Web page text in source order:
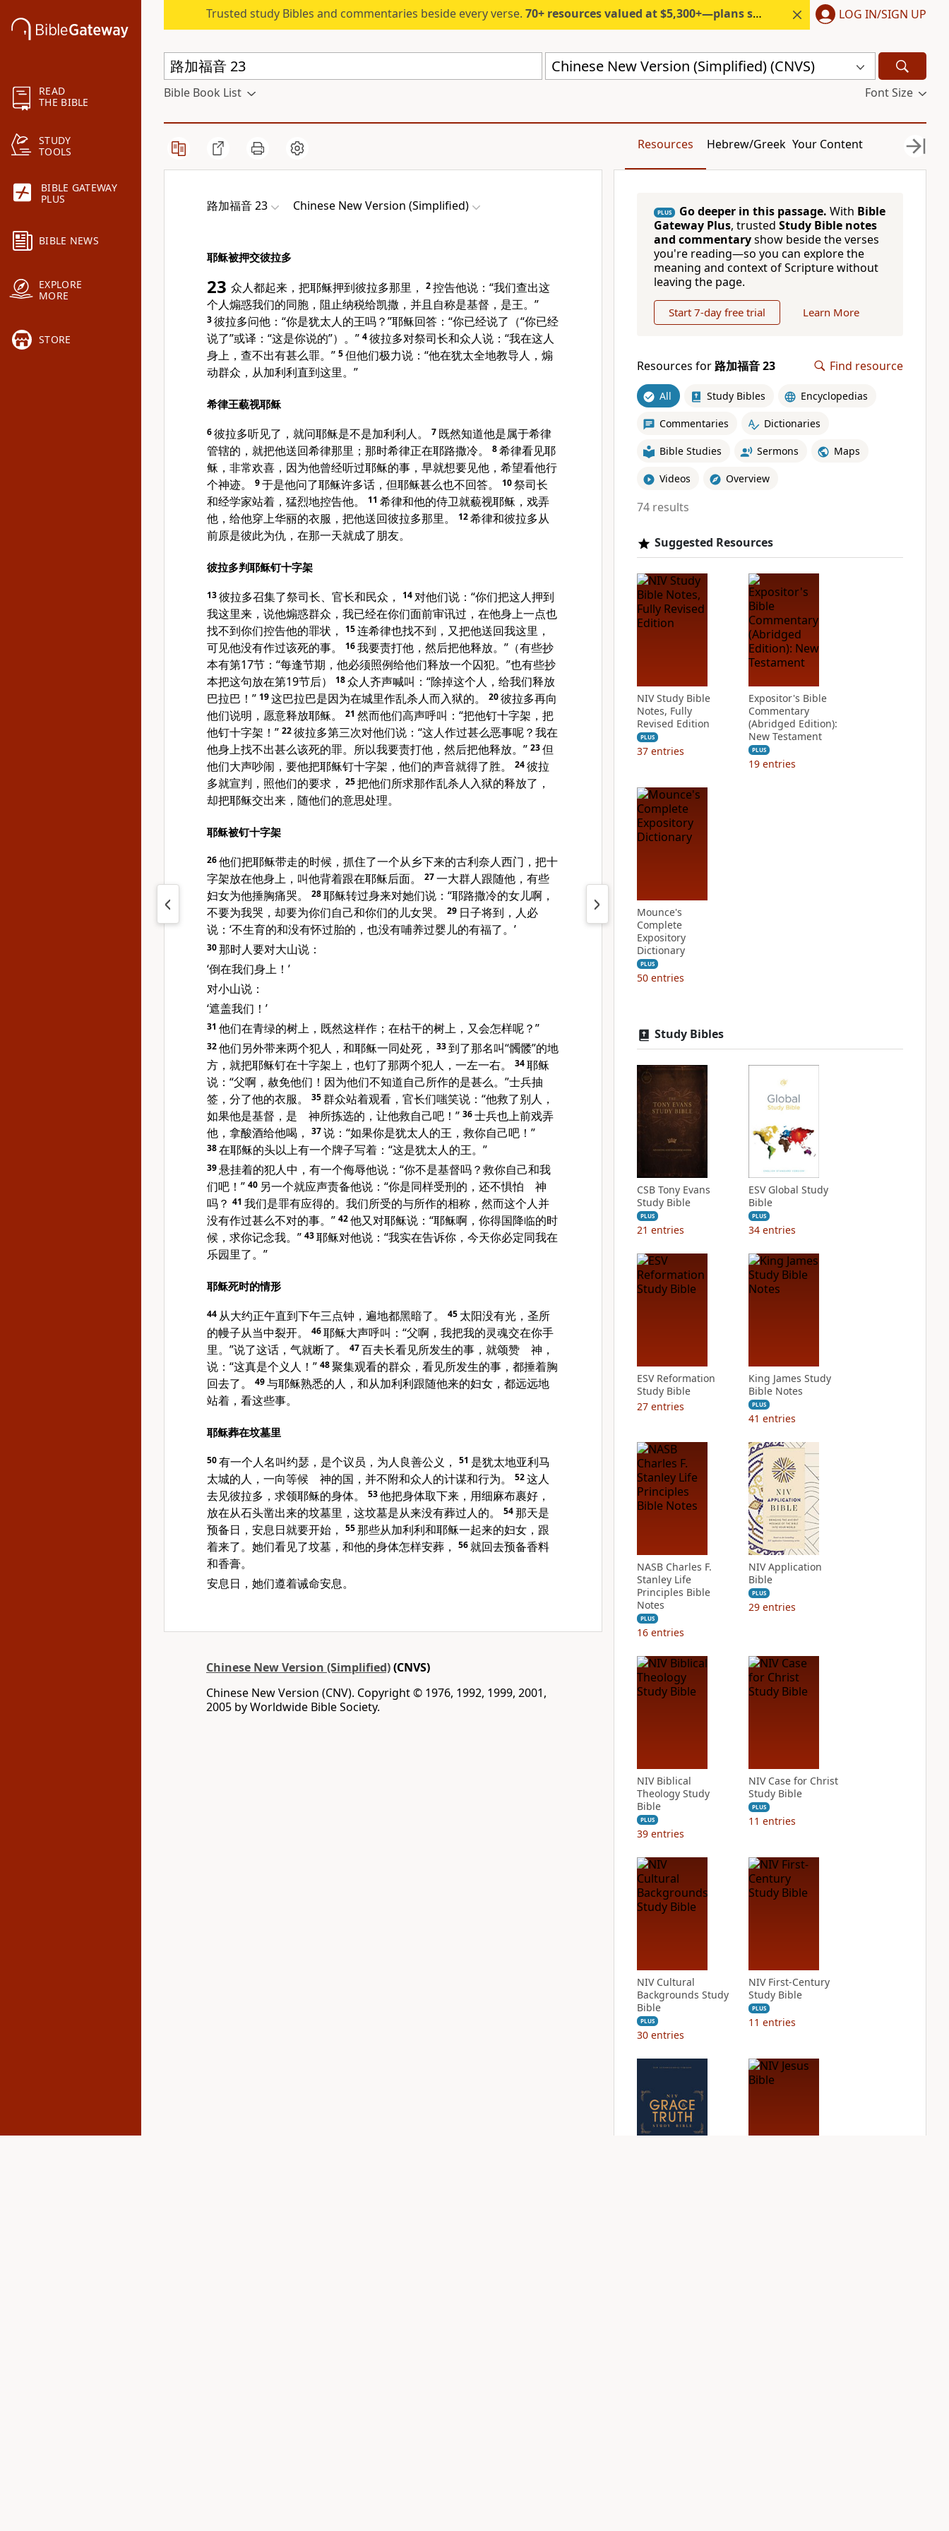
READ
THE BIBLE
STUDY
TOOLS
BIBLE GATEWAY
PLUS
BIBLE NEWS
EXPLORE
MORE
STORE
Trusted study Bibles and commentaries beside every verse. 70+ resources valued at $5,300+—plans start under $6/month. LOG IN/SIGN UP
Chinese New Version (Simplified) (CNVS)
Bible Book List Font Size
Resources Hebrew/Greek Your Content
路加福音 23 Chinese New Version (Simplified)
耶稣被押交彼拉多
23 众人都起来，把耶稣押到彼拉多那里， 2控告他说：“我们查出这
个人煽惑我们的同胞，阻止纳税给凯撒，并且自称是基督，是王。”
3彼拉多问他：“你是犹太人的王吗？”耶稣回答：“你已经说了（“你已经
说了”或译：“这是你说的”）。” 4彼拉多对祭司长和众人说：“我在这人
身上，查不出有甚么罪。” 5但他们极力说：“他在犹太全地教导人，煽
动群众，从加利利直到这里。”
希律王藐视耶稣
6彼拉多听见了，就问耶稣是不是加利利人。 7 既然知道他是属于希律
管辖的，就把他送回希律那里；那时希律正在耶路撒冷。
8希律看见耶
稣，非常欢喜，因为他曾经听过耶稣的事，早就想要见他，希望看他行
个神迹。
9于是他问了耶稣许多话，但耶稣甚么也不回答。 10祭司长
和经学家站着，猛烈地控告他。
11 希律和他的侍卫就藐视耶稣，戏弄
他，给他穿上华丽的衣服，把他送回彼拉多那里。
12希律和彼拉多从
前原是彼此为仇，在那一天就成了朋友。
彼拉多判耶稣钉十字架
13彼拉多召集了祭司长、官长和民众， 14对他们说：“你们把这人押到
我这里来，说他煽惑群众，我已经在你们面前审讯过，在他身上一点也
找不到你们控告他的罪状，
15连希律也找不到，又把他送回我这里，
可见他没有作过该死的事。
16我要责打他，然后把他释放。”（有些抄
本有第17节：“每逢节期，他必须照例给他们释放一个囚犯。”也有些抄
本把这句放在第19节后）
18众人齐声喊叫：“除掉这个人，给我们释放
巴拉巴！” 19这巴拉巴是因为在城里作乱杀人而入狱的。 20彼拉多再向
他们说明，愿意释放耶稣。
21 然而他们高声呼叫：“把他钉十字架，把
他钉十字架！” 22彼拉多第三次对他们说：“这人作过甚么恶事呢？我在
他身上找不出甚么该死的罪。所以我要责打他，然后把他释放。” 23但
他们大声吵闹，要他把耶稣钉十字架，他们的声音就得了胜。
24彼拉
多就宣判，照他们的要求，
25把他们所求那作乱杀人入狱的释放了，
却把耶稣交出来，随他们的意思处理。
耶稣被钉十字架
26他们把耶稣带走的时候，抓住了一个从乡下来的古利奈人西门，把十
字架放在他身上，叫他背着跟在耶稣后面。
27一大群人跟随他，有些
妇女为他捶胸痛哭。
28耶稣转过身来对她们说：“耶路撒冷的女儿啊，
不要为我哭，却要为你们自己和你们的儿女哭。
29 日子将到，人必
说：‘不生育的和没有怀过胎的，也没有哺养过婴儿的有福了。’
30那时人要对大山说：
‘倒在我们身上！’
对小山说：
‘遮盖我们！’
31 他们在青绿的树上，既然这样作；在枯干的树上，又会怎样呢？”
32他们另外带来两个犯人，和耶稣一同处死， 33到了那名叫“髑髅”的地
方，就把耶稣钉在十字架上，也钉了那两个犯人，一左一右。
34耶稣
说：“父啊，赦免他们！因为他们不知道自己所作的是甚么。”士兵抽
签，分了他的衣服。
35群众站着观看，官长们嗤笑说：“他救了别人，
如果他是基督，是 神所拣选的，让他救自己吧！” 36士兵也上前戏弄
他，拿酸酒给他喝，
37说：“如果你是犹太人的王，救你自己吧！”
38在耶稣的头以上有一个牌子写着：“这是犹太人的王。”
39悬挂着的犯人中，有一个侮辱他说：“你不是基督吗？救你自己和我
们吧！” 40 另一个就应声责备他说：“你是同样受刑的，还不惧怕 神
吗？ 41 我们是罪有应得的。我们所受的与所作的相称，然而这个人并
没有作过甚么不对的事。” 42他又对耶稣说：“耶稣啊，你得国降临的时
候，求你记念我。” 43耶稣对他说：“我实在告诉你，今天你必定同我在
乐园里了。”
耶稣死时的情形
44 从大约正午直到下午三点钟，遍地都黑暗了。 45 太阳没有光，圣所
的幔子从当中裂开。
46耶稣大声呼叫：“父啊，我把我的灵魂交在你手
里。”说了这话，气就断了。
47百夫长看见所发生的事，就颂赞 神，
说：“这真是个义人！” 48聚集观看的群众，看见所发生的事，都捶着胸
回去了。
49与耶稣熟悉的人，和从加利利跟随他来的妇女，都远远地
站着，看这些事。
耶稣葬在坟墓里
50有一个人名叫约瑟，是个议员，为人良善公义， 51 是犹太地亚利马
太城的人，一向等候 神的国，并不附和众人的计谋和行为。
52这人
去见彼拉多，求领耶稣的身体。
53他把身体取下来，用细麻布裹好，
放在从石头凿出来的坟墓里，这坟墓是从来没有葬过人的。
54那天是
预备日，安息日就要开始，
55那些从加利利和耶稣一起来的妇女，跟
着来了。她们看见了坟墓，和他的身体怎样安葬，
56就回去预备香料
和香膏。
安息日，她们遵着诫命安息。
Chinese New Version (Simplified)(CNVS)
Chinese New Version (CNV). Copyright © 1976, 1992, 1999, 2001,
2005 by Worldwide Bible Society.
PLUS Go deeper in this passage. With Bible
Gateway Plus, trusted Study Bible notes
and commentaryshow beside the verses
you're reading—so you can explore the
meaning and context of Scripture without
leaving the page.
Start 7-day free trial Learn More
Resources for 路加福音 23 Find resource
All Study Bibles Encyclopedias
Commentaries Dictionaries
Bible Studies Sermons Maps
Videos Overview
74 results
Suggested Resources
NIV Study Bible
Notes, Fully
Revised Edition
PLUS
37 entries
Expositor's Bible
Commentary
(Abridged Edition):
New Testament
PLUS
19 entries
Mounce's
Complete
Expository
Dictionary
PLUS
50 entries
Study Bibles
CSB Tony Evans
Study Bible
PLUS
21 entries
ESV Global Study
Bible
PLUS
34 entries
ESV Reformation
Study Bible
27 entries
King James Study
Bible Notes
PLUS
41 entries
NASB Charles F.
Stanley Life
Principles Bible
Notes
PLUS
16 entries
NIV Application
Bible
PLUS
29 entries
NIV Biblical
Theology Study
Bible
PLUS
39 entries
NIV Case for Christ
Study Bible
PLUS
11 entries
NIV Cultural
Backgrounds Study
Bible
PLUS
30 entries
NIV First-Century
Study Bible
PLUS
11 entries